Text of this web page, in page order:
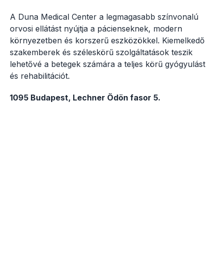
A Duna Medical Center a legmagasabb színvonalú
orvosi ellátást nyújtja a pácienseknek, modern
környezetben és korszerű eszközökkel. Kiemelkedő
szakemberek és széleskörű szolgáltatások teszik
lehetővé a betegek számára a teljes körű gyógyulást
és rehabilitációt.
1095 Budapest, Lechner Ödön fasor 5.